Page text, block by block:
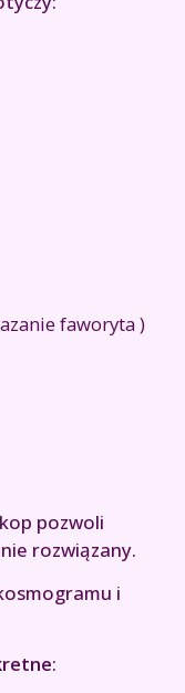
faworyta )
pozwoli
rozwiązany.
i
: